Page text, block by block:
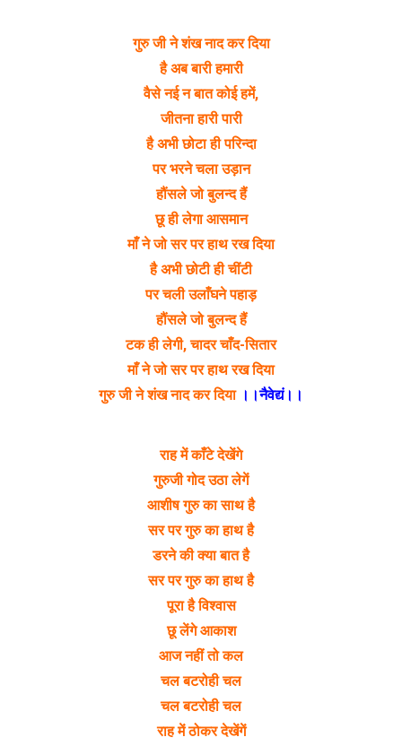
गुरु जी ने शंख नाद कर दिया
है अब बारी हमारी
वैसे नई न बात कोई हमें,
जीतना हारी पारी
है अभी छोटा ही परिन्दा
पर भरने चला उड़ान
हौंसले जो बुलन्द हैं
छू ही लेगा आसमान
माँ ने जो सर पर हाथ रख दिया
है अभी छोटी ही चींटी
पर चली उलाँघने पहाड़
हौंसले जो बुलन्द हैं
टक ही लेगी, चादर चाँद-सितार
माँ ने जो सर पर हाथ रख दिया
गुरु जी ने शंख नाद कर दिया ।।नैवेद्यं।।
राह में काँटे देखेंगे
गुरुजी गोद उठा लेगें
आशीष गुरु का साथ है
सर पर गुरु का हाथ है
डरने की क्या बात है
सर पर गुरु का हाथ है
पूरा है विश्वास
छू लेंगे आकाश
आज नहीं तो कल
चल बटरोही चल
चल बटरोही चल
राह में ठोकर देखेंगें